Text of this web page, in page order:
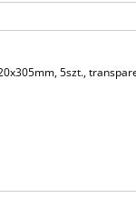
5szt.,